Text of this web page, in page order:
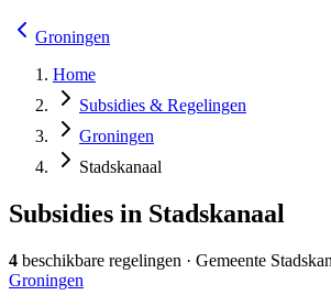
Groningen
Home
Subsidies & Regelingen
Groningen
Stadskanaal
Subsidies in Stadskanaal
4 beschikbare regelingen · Gemeente
Groningen